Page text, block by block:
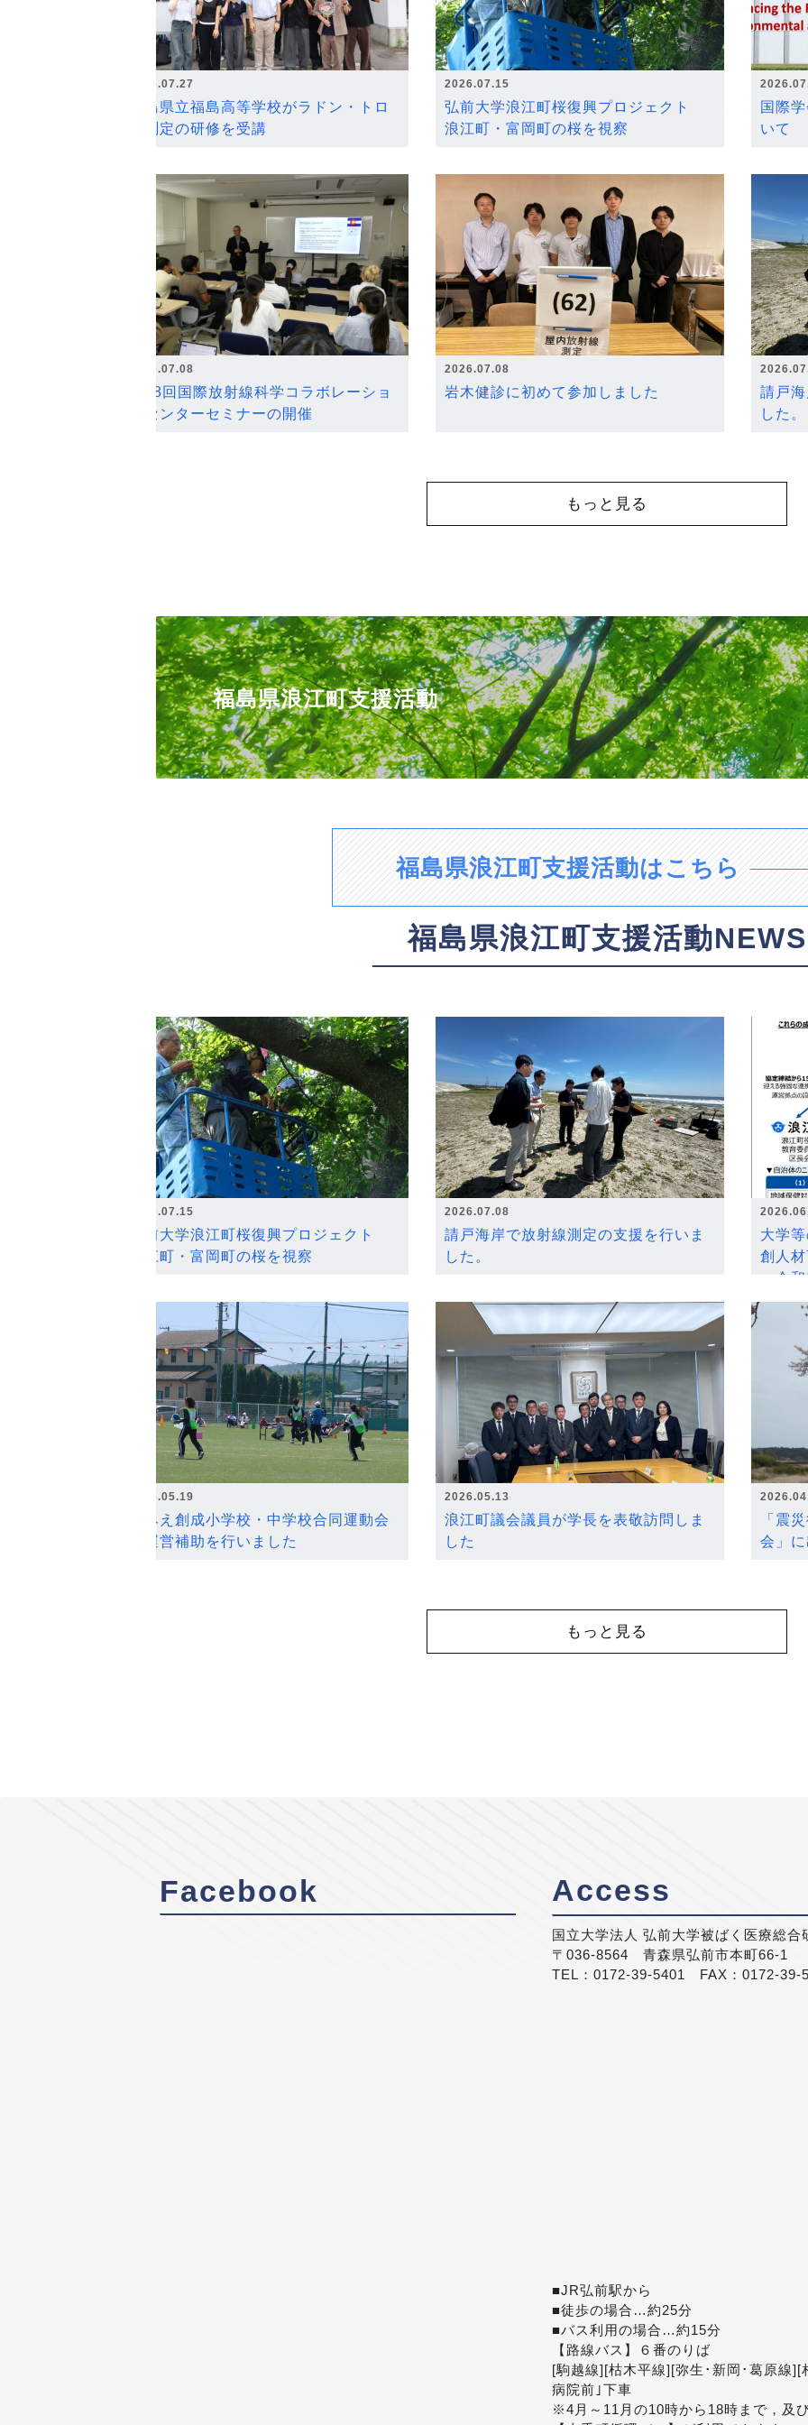
2026.07.27
福島県立福島高等学校がラドン・トロ
ン測定の研修を受講
2026.07.15
弘前大学浪江町桜復興プロジェクト
浪江町・富岡町の桜を視察
国際
いて
2026.07.08
第18回国際放射線科学コラボレーショ
ンセンターセミナーの開催
2026.07.08
岩木健診に初めて参加しました
請戸
した。
もっと見る
福島県浪江町支援活動
福島県浪江町支援活動はこちら
福島県浪江町支援活動NEWS
2026.07.15
弘前大学浪江町桜復興プロジェクト
浪江町・富岡町の桜を視察
2026.07.08
請戸海岸で放射線測定の支援を行いま
した。
大学
創人
～令
2026.05.19
なみえ創成小学校・中学校合同運動会
の運営補助を行いました
2026.05.13
浪江町議会議員が学長を表敬訪問しま
した
「震
会」
もっと見る
Facebook Access
国立大学法人 弘前大学被ばく医療総合
〒036-8564 青森県弘前市本町66-1
TEL：0172-39-5401 FAX：0172-39-
■JR弘前駅から
■徒歩の場合…約25分
■バス利用の場合…約15分
【路線バス】６番のりば
[駒越線][枯木平線][弥生･新岡･葛原線
病院前｣下車
※4月～11月の10時から18時まで，及